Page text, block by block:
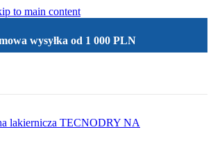
to main content
wysyłka od 1 000 PLN